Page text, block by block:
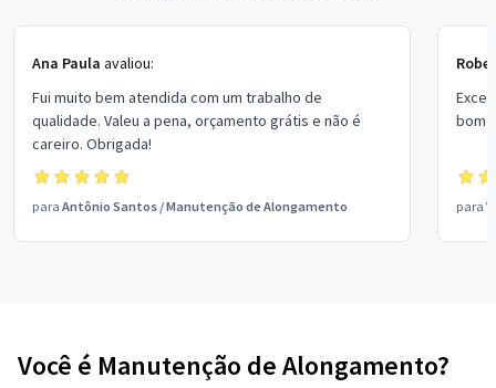
Ana Paula avaliou:
Fui muito bem atendida com um trabalho de
qualidade. Valeu a pena, orçamento grátis e não é
careiro. Obrigada!
para Antônio Santos /Manutenção de Alongamento
bom
para
Você é Manutenção de Alongamento?